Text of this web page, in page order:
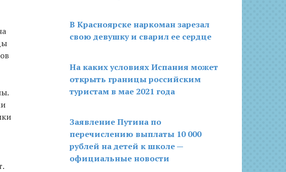
В Красноярске наркоман зарезал
свою девушку и сварил ее сердце
На каких условиях Испания может
открыть границы российским
туристам в мае 2021 года
Заявление Путина по
перечислению выплаты 10 000
рублей на детей к школе —
официальные новости